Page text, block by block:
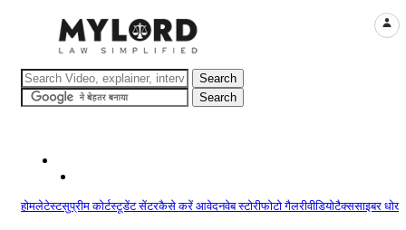
होमलेटेस्टसुप्रीम कोर्टस्टूडेंट सेंटरकैसे करें आवेदनवेब स्टोरीफोटो गैलरीवीडियोटैक्ससाइबर